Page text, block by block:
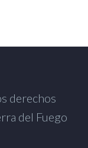
derechos
del Fuego